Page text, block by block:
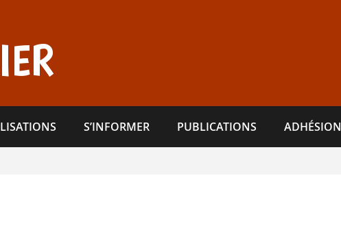
S’INFORMER PUBLICATIONS ADHÉSION